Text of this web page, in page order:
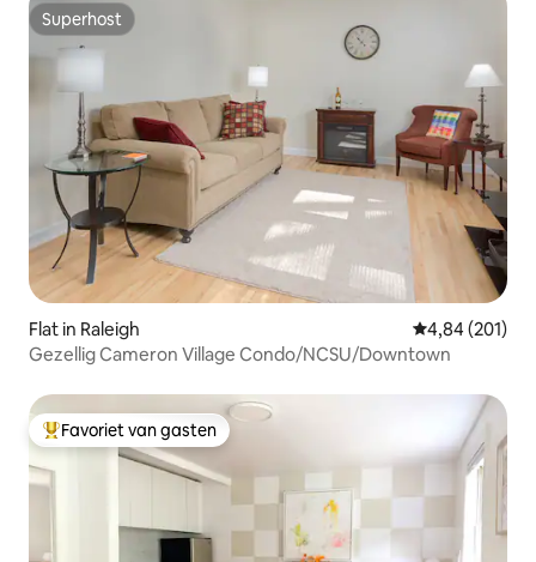
Superhost
Superhost
Flat in Raleigh Gemiddelde
4,84 (201)
Gezellig Cameron Village Condo/NCSU/Downtown
Topfavoriet van gasten
Favoriet van gasten